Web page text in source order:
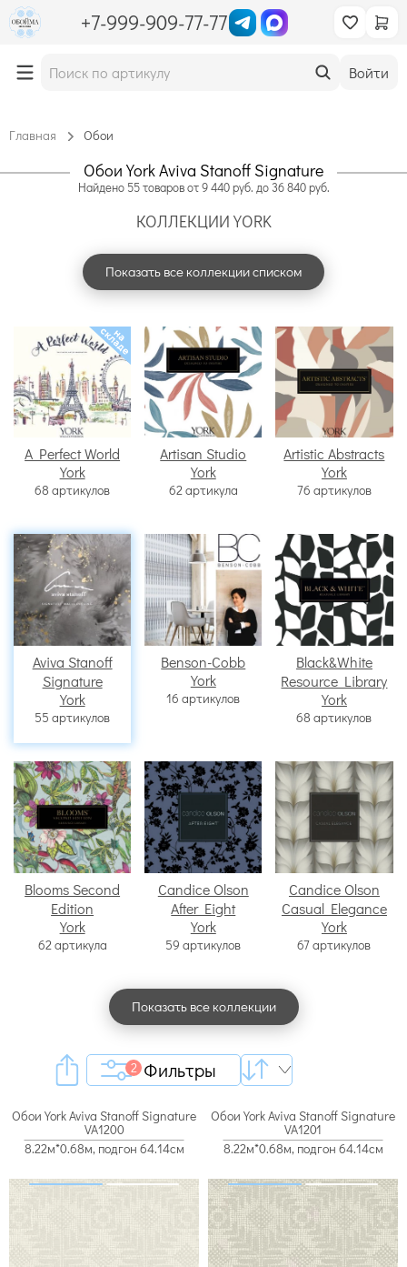
+7-999-909-77-77
Войти
Главная Обои
Обои York Aviva Stanoff Signature
Найдено 55 товаров от 9 440 руб. до 36 840 руб.
КОЛЛЕКЦИИ YORK
Показать все коллекции списком
A Perfect World
York
68 артикулов
Artisan Studio
York
62 артикула
Artistic Abstracts
York
76 артикулов
Aviva Stanoff
Signature
York
55 артикулов
Benson-Cobb
York
16 артикулов
Black&White
Resource Library
York
68 артикулов
Blooms Second
Edition
York
62 артикула
Candice Olson
After Eight
York
59 артикулов
Candice Olson
Casual Elegance
York
67 артикулов
Показать все коллекции
Фильтры
2
Обои York Aviva Stanoff Signature
VA1200
8.22м*0.68м, подгон 64.14см
Обои York Aviva Stanoff Signature
VA1201
8.22м*0.68м, подгон 64.14см